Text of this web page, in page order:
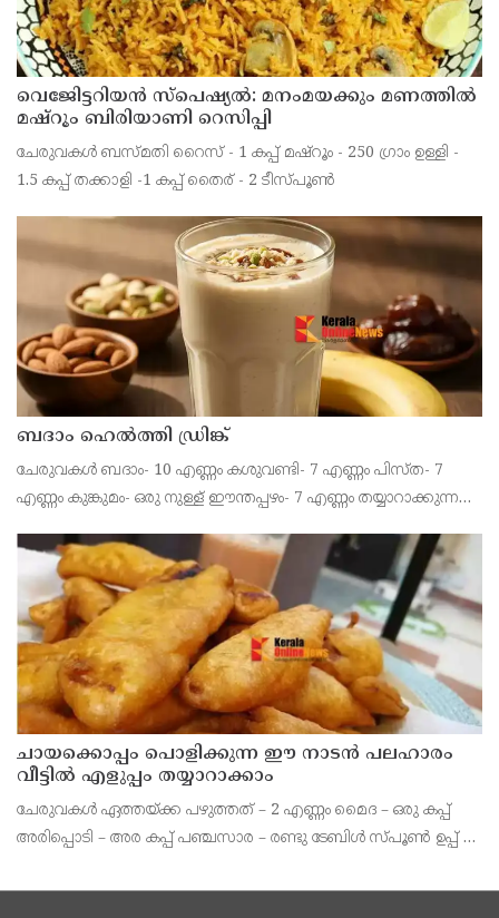
വെജിേട്ടറിയൻ സ്പെഷ്യൽ: മനംമയക്കും മണത്തിൽ
മഷ്‌റൂം ബിരിയാണി റെസിപ്പി
ചേരുവകൾ ബസ്മതി റൈസ് - 1 കപ്പ് മഷ്‌റൂം - 250 ഗ്രാം ഉള്ളി -
1.5 കപ്പ് തക്കാളി -1 കപ്പ് തൈര് - 2 ടീസ്പൂൺ
ബദാം ഹെൽത്തി ഡ്രിങ്ക്
ചേരുവകൾ ബദാം- 10 എണ്ണം കശുവണ്ടി- 7 എണ്ണം പിസ്ത- 7
എണ്ണം കുങ്കുമം- ഒരു നുള്ള് ഈന്തപ്പഴം- 7 എണ്ണം തയ്യാറാക്കുന്ന
എന്നിവ വെള്ളത്തിൽ കുതിർത്തു വയ്ക്കാം.
ചായക്കൊപ്പം പൊളിക്കുന്ന ഈ നാടൻ പലഹാരം
വീട്ടിൽ എളുപ്പം തയ്യാറാക്കാം
ചേരുവകൾ ഏത്തയ്ക്ക പഴുത്തത് – 2 എണ്ണം മൈദ – ഒരു കപ്പ്
അരിപ്പൊടി – അര കപ്പ് പഞ്ചസാര – രണ്ടു ടേബിൾ സ്പൂൺ ഉപ്പ് –
എണ്ണ – വറുക്കാൻ ആവശ്യത്തിന് വെള്ളം